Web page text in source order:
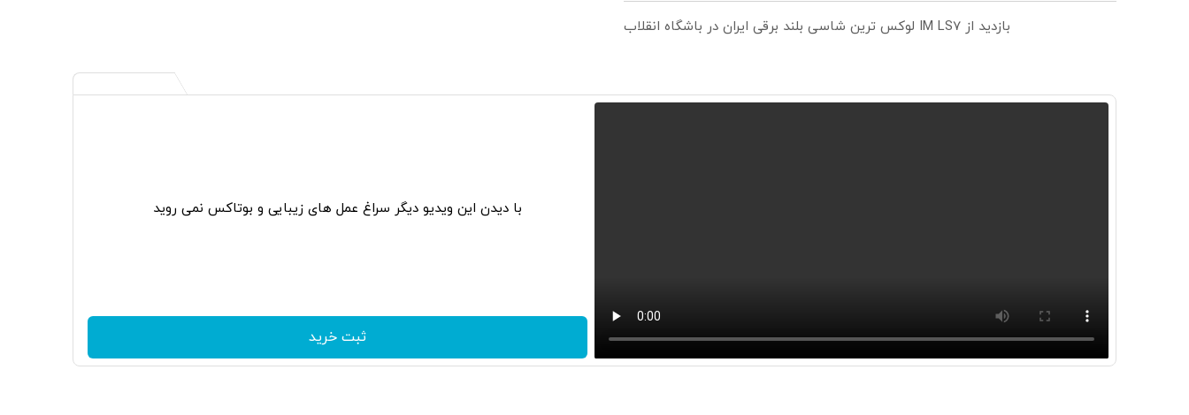
بازدید از IM LS7 لوکس ترین شاسی بلند برقی ایران در باشگاه انقلاب
با دیدن این ویدیو دیگر سراغ عمل های زیبایی و بوتاکس نمی روید
ثبت خرید